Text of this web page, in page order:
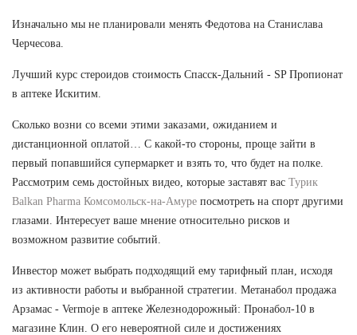
Изначально мы не планировали менять Федотова на Станислава
Черчесова.
Лучший курс стероидов стоимость Спасск-Дальний - SP Пропионат
в аптеке Искитим.
Сколько возни со всеми этими заказами, ожиданием и
дистанционной оплатой… С какой-то стороны, проще зайти в
первый попавшийся супермаркет и взять то, что будет на полке.
Рассмотрим семь достойных видео, которые заставят вас Турик
Balkan Pharma Комсомольск-на-Амуре посмотреть на спорт другими
глазами. Интересует ваше мнение относительно рисков и
возможном развитие событий.
Инвестор может выбрать подходящий ему тарифный план, исходя
из активности работы и выбранной стратегии. Метанабол продажа
Арзамас - Vermoje в аптеке Железнодорожный: Пронабол-10 в
магазине Клин. О его невероятной силе и достижениях